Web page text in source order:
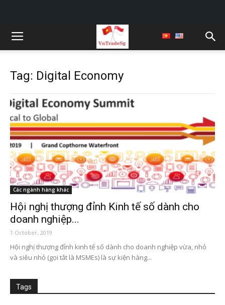
Tag: Digital Economy
Các ngành hàng khác
Hội nghị thượng đỉnh Kinh tế số dành cho
doanh nghiệp...
1 October, 2019
Hội nghị thượng đỉnh kinh tế số dành cho doanh nghiệp vừa, nhỏ
và siêu nhỏ (gọi tắt là MSMEs) là sự kiện hàng...
Tags